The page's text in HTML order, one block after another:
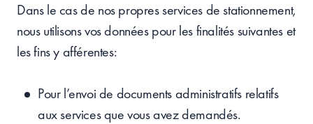
Dans le cas de nos propres services de stationnement,
nous utilisons vos données pour les finalités suivantes et
les fins y afférentes:
Pour l’envoi de documents administratifs relatifs
aux services que vous avez demandés.